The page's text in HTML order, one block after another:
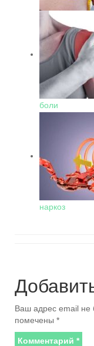
боли
наркоз
Ваш адрес email не
помечены *
Комментарий *